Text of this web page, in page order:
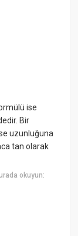
ise
Bir
uzunluğuna
tan olarak
okuyun: